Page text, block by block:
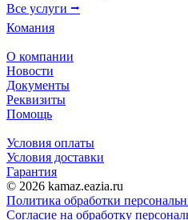
Все услуги ⭢
Комания
О компании
Новости
Документы
Реквизиты
Помощь
Условия оплаты
Условия доставки
Гарантия
© 2026 kamaz.eazia.ru
Политика обработки
Согласие на обработку